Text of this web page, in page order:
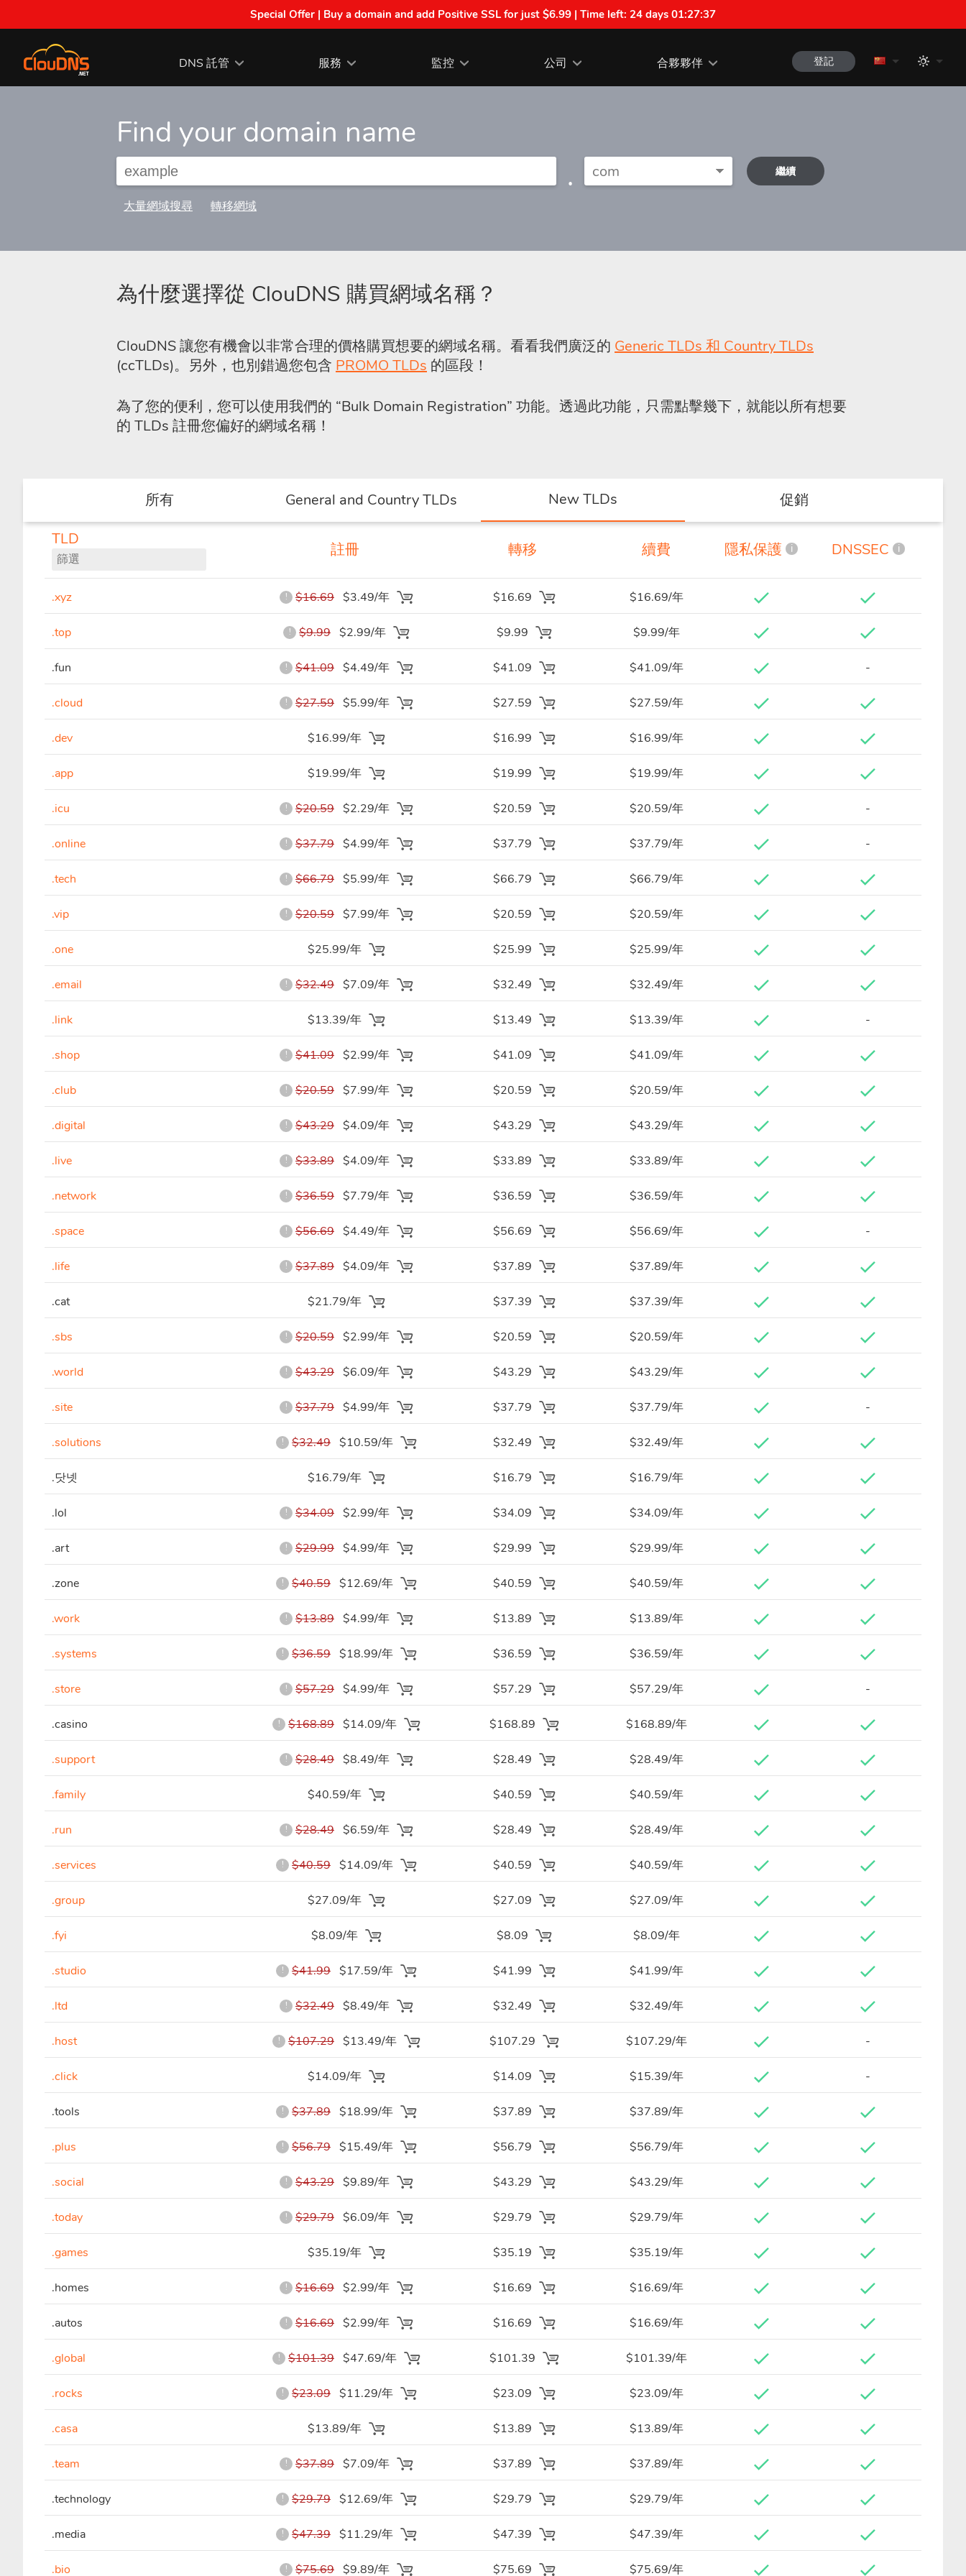
Special Offer | Buy a domain and add Positive SSL for just $6.99 | Time left: 24 days 01:27:36
DNS 託管 服務 監控 公司 合夥夥伴 登記
Find your domain name
.
繼續
大量網域搜尋 轉移網域
為什麼選擇從 ClouDNS 購買網域名稱？
ClouDNS 讓您有機會以非常合理的價格購買想要的網域名稱。看看我們廣泛的 Generic TLDs 和 Country TLDs
(ccTLDs)。另外，也別錯過您包含 PROMO TLDs 的區段！
為了您的便利，您可以使用我們的 “Bulk Domain Registration” 功能。透過此功能，只需點擊幾下，就能以所有想要
的 TLDs 註冊您偏好的網域名稱！
所有 General and Country TLDs New TLDs
促銷
TLD
註冊 轉移 續費 隱私保護 i DNSSEC i
.xyz ! $16.69 $3.49/年 $16.69 $16.69/年
.top ! $9.99 $2.99/年 $9.99 $9.99/年
.fun ! $41.09 $4.49/年 $41.09 $41.09/年 -
.cloud ! $27.59 $5.99/年 $27.59 $27.59/年
.dev $16.99/年 $16.99 $16.99/年
.app $19.99/年 $19.99 $19.99/年
.icu ! $20.59 $2.29/年 $20.59 $20.59/年 -
.online ! $37.79 $4.99/年 $37.79 $37.79/年 -
.tech ! $66.79 $5.99/年 $66.79 $66.79/年
.vip ! $20.59 $7.99/年 $20.59 $20.59/年
.one $25.99/年 $25.99 $25.99/年
.email ! $32.49 $7.09/年 $32.49 $32.49/年
.link $13.39/年 $13.49 $13.39/年 -
.shop ! $41.09 $2.99/年 $41.09 $41.09/年
.club ! $20.59 $7.99/年 $20.59 $20.59/年
.digital ! $43.29 $4.09/年 $43.29 $43.29/年
.live ! $33.89 $4.09/年 $33.89 $33.89/年
.network ! $36.59 $7.79/年 $36.59 $36.59/年
.space ! $56.69 $4.49/年 $56.69 $56.69/年 -
.life ! $37.89 $4.09/年 $37.89 $37.89/年
.cat $21.79/年 $37.39 $37.39/年
.sbs ! $20.59 $2.99/年 $20.59 $20.59/年
.world ! $43.29 $6.09/年 $43.29 $43.29/年
.site ! $37.79 $4.99/年 $37.79 $37.79/年 -
.solutions ! $32.49 $10.59/年 $32.49 $32.49/年
.닷넷 $16.79/年 $16.79 $16.79/年
.lol ! $34.09 $2.99/年 $34.09 $34.09/年
.art ! $29.99 $4.99/年 $29.99 $29.99/年
.zone ! $40.59 $12.69/年 $40.59 $40.59/年
.work ! $13.89 $4.99/年 $13.89 $13.89/年
.systems ! $36.59 $18.99/年 $36.59 $36.59/年
.store ! $57.29 $4.99/年 $57.29 $57.29/年 -
.casino ! $168.89 $14.09/年 $168.89 $168.89/年
.support ! $28.49 $8.49/年 $28.49 $28.49/年
.family $40.59/年 $40.59 $40.59/年
.run ! $28.49 $6.59/年 $28.49 $28.49/年
.services ! $40.59 $14.09/年 $40.59 $40.59/年
.group $27.09/年 $27.09 $27.09/年
.fyi $8.09/年 $8.09 $8.09/年
.studio ! $41.99 $17.59/年 $41.99 $41.99/年
.ltd ! $32.49 $8.49/年 $32.49 $32.49/年
.host ! $107.29 $13.49/年 $107.29 $107.29/年 -
.click $14.09/年 $14.09 $15.39/年 -
.tools ! $37.89 $18.99/年 $37.89 $37.89/年
.plus ! $56.79 $15.49/年 $56.79 $56.79/年
.social ! $43.29 $9.89/年 $43.29 $43.29/年
.today ! $29.79 $6.09/年 $29.79 $29.79/年
.games $35.19/年 $35.19 $35.19/年
.homes ! $16.69 $2.99/年 $16.69 $16.69/年
.autos ! $16.69 $2.99/年 $16.69 $16.69/年
.global ! $101.39 $47.69/年 $101.39 $101.39/年
.rocks ! $23.09 $11.29/年 $23.09 $23.09/年
.casa $13.89/年 $13.89 $13.89/年
.team ! $37.89 $7.09/年 $37.89 $37.89/年
.technology ! $29.79 $12.69/年 $29.79 $29.79/年
.media ! $47.39 $11.29/年 $47.39 $47.39/年
.bio ! $75.69 $9.89/年 $75.69 $75.69/年